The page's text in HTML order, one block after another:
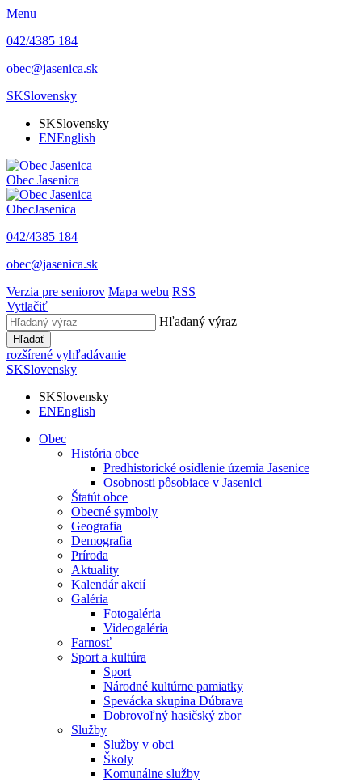
Menu
042/4385 184
obec@jasenica.sk
SKSlovensky
SKSlovensky
ENEnglish
Obec Jasenica
ObecJasenica
042/4385 184
obec@jasenica.sk
Verzia pre seniorov Mapa webu RSS
Vytlačiť
Hľadaný výraz
Hľadať
rozšírené vyhľadávanie
SKSlovensky
SKSlovensky
ENEnglish
Obec
História obce
Predhistorické osídlenie územia Jasenice
Osobnosti pôsobiace v Jasenici
Štatút obce
Obecné symboly
Geografia
Demografia
Príroda
Aktuality
Kalendár akcií
Galéria
Fotogaléria
Videogaléria
Farnosť
Sport a kultúra
Sport
Národné kultúrne pamiatky
Spevácka skupina Dúbrava
Dobrovoľný hasičský zbor
Služby
Služby v obci
Školy
Komunálne služby